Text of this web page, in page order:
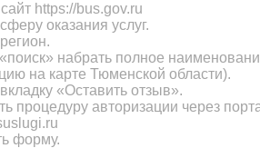
https://bus.gov.ru
оказания услуг.
набрать полное
на карте Тюменской области).
«Оставить отзыв».
процедуру авторизации через
форму.